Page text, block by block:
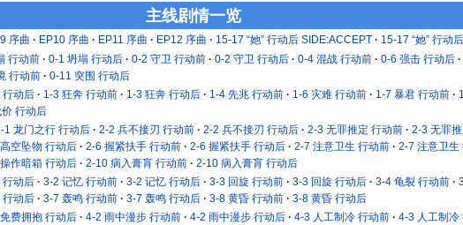
主线剧情一览
序曲 EP10 序曲 EP11 序曲 EP12 序曲 15-17 “她” 行动后 SIDE:ACCEPT 15-17 “她” 行动
行动前 0-1 坍塌 行动后 0-2 守卫 行动前 0-2 守卫 行动后 0-4 混战 行动前 0-6 强击 行动后
行动前 0-11 突围 行动后
行动后 1-3 狂奔 行动前 1-3 狂奔 行动后 1-4 先兆 行动前 1-6 灾难 行动前 1-7 暴君 行动前
行动后
1 龙门之行 行动后 2-2 兵不接刃 行动前 2-2 兵不接刃 行动后 2-3 无罪推定 行动前 2-3 无罪
空坠物 行动后 2-6 握紧扶手 行动前 2-6 握紧扶手 行动后 2-7 注意卫生 行动前 2-7 注意卫生
作暗箱 行动后 2-10 病入膏肓 行动前 2-10 病入膏肓 行动后
行动后 3-2 记忆 行动前 3-2 记忆 行动后 3-3 回旋 行动前 3-3 回旋 行动后 3-4 龟裂 行动前
行动后 3-7 轰鸣 行动前 3-7 轰鸣 行动后 3-8 黄昏 行动前 3-8 黄昏 行动后
费拥抱 行动后 4-2 雨中漫步 行动前 4-2 雨中漫步 行动后 4-3 人工制冷 行动前 4-3 人工制冷